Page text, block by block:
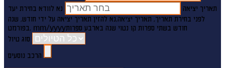
תאריך יציאה
נא לוודא בחירת יעד
לפני בחירת תאריך, תאריך יציאה,נא להזין תאריך יציאה על ידי חודש, שנה
mm/yyyyחודש בשתי ספרות קו נטוי שנה בארבע ספרות
סוג טיול
הרכב נוסעים